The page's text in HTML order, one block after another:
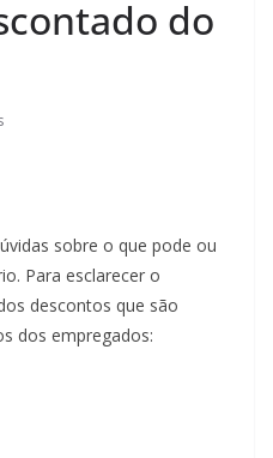
do
sobre o que pode ou
Para esclarecer o
descontos que são
dos empregados: